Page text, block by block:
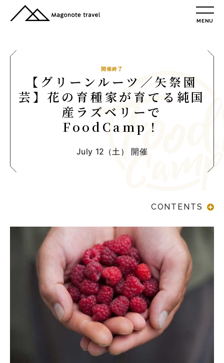
MENU
会社概要
リクルート情報
参加の流れ
FOOD CAMP
フードキャンプ
開催終了
【グリーンルーツ／矢祭園
芸】花の育種家が育てる純国
産ラズベリーで
FoodCamp！
July 12（土） 開催
CONTENTS
REPORT
開催レポート
POINT
見どころ
CAST
キャスト紹介
SCHEDULE
スケジュール
詳細
参加の流れ